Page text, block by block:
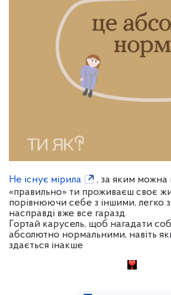
Не існує мірила
, за яким можна
«правильно» ти проживаєш своє
порівнюючи себе з іншими, легко
насправді вже все гаразд.
Гортай карусель, щоб нагадати
абсолютно нормальними, навіть
здається інакше